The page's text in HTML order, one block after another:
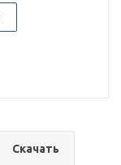
Скачать